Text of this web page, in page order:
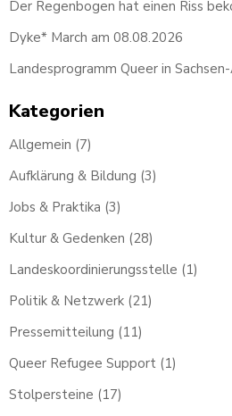
Der Regenbogen hat einen Riss
Dyke* March am 08.08.2026
Landesprogramm Queer in
Kategorien
Allgemein (7)
Aufklärung & Bildung (3)
Jobs & Praktika (3)
Kultur & Gedenken (28)
Landeskoordinierungsstelle (1)
Politik & Netzwerk (21)
Pressemitteilung (11)
Queer Refugee Support (1)
Stolpersteine (17)